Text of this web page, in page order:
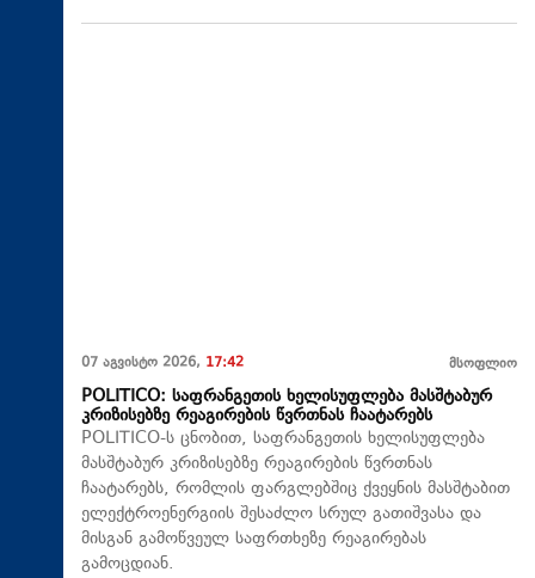
07 აგვისტო 2026, 17:42 მსოფლიო
POLITICO: საფრანგეთის ხელისუფლება მასშტაბურ
კრიზისებზე რეაგირების წვრთნას ჩაატარებს
POLITICO-ს ცნობით, საფრანგეთის ხელისუფლება
მასშტაბურ კრიზისებზე რეაგირების წვრთნას
ჩაატარებს, რომლის ფარგლებშიც ქვეყნის მასშტაბით
ელექტროენერგიის შესაძლო სრულ გათიშვასა და
მისგან გამოწვეულ საფრთხეზე რეაგირებას
გამოცდიან.